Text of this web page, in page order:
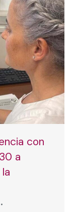
con
a